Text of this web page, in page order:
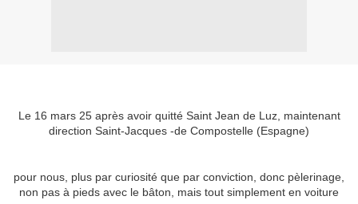
Le 16 mars 25 après avoir quitté Saint Jean de Luz, maintenant
direction Saint-Jacques -de Compostelle (Espagne)
pour nous, plus par curiosité que par conviction, donc pèlerinage,
non pas à pieds avec le bâton, mais tout simplement en voiture